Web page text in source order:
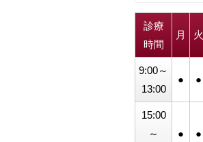
診療
時間
月 火
9:00～
13:00
● ●
15:00
～
● ●